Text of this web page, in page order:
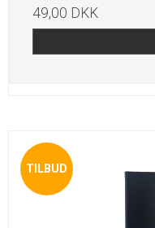
49,00 DKK
TILBUD